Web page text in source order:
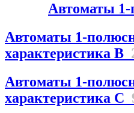
Автоматы
Автоматы 1-
характеристика В
Автоматы 1-
характеристика C